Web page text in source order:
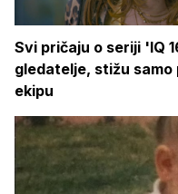
Svi pričaju o seriji 'IQ
gledatelje, stižu samo
ekipu